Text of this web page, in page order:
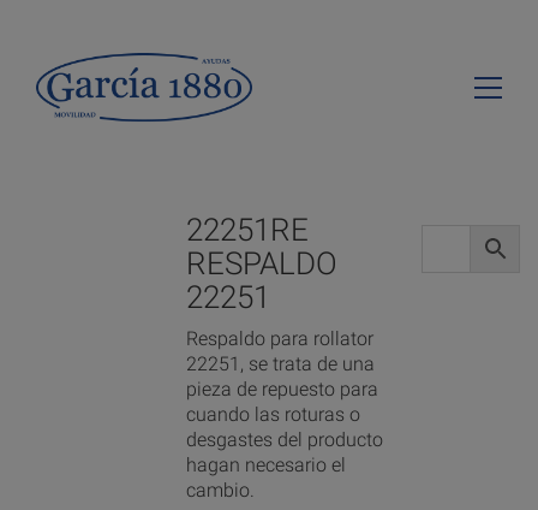
22251RE
RESPALDO
22251
Respaldo para rollator
22251, se trata de una
pieza de repuesto para
cuando las roturas o
desgastes del producto
hagan necesario el
cambio.